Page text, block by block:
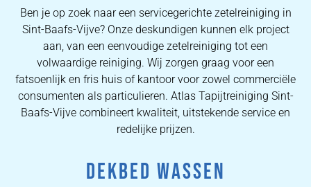
Ben je op zoek naar een servicegerichte zetelreiniging in
Sint-Baafs-Vijve? Onze deskundigen kunnen elk project
aan, van een eenvoudige zetelreiniging tot een
volwaardige reiniging. Wij zorgen graag voor een
fatsoenlijk en fris huis of kantoor voor zowel commerciële
consumenten als particulieren. Atlas Tapijtreiniging Sint-
Baafs-Vijve combineert kwaliteit, uitstekende service en
redelijke prijzen.
DEKBED WASSEN